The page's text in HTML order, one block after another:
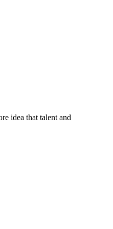
idea that talent and